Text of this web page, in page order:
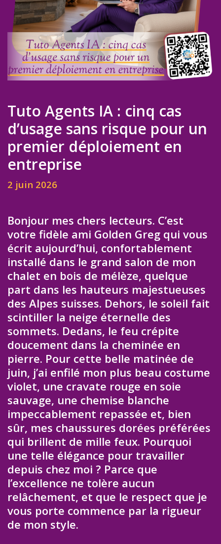
Tuto Agents IA : cinq cas
d’usage sans risque pour un
premier déploiement en
entreprise
2 juin 2026
Bonjour mes chers lecteurs. C’est
votre fidèle ami Golden Greg qui vous
écrit aujourd’hui, confortablement
installé dans le grand salon de mon
chalet en bois de mélèze, quelque
part dans les hauteurs majestueuses
des Alpes suisses. Dehors, le soleil fait
scintiller la neige éternelle des
sommets. Dedans, le feu crépite
doucement dans la cheminée en
pierre. Pour cette belle matinée de
juin, j’ai enfilé mon plus beau costume
violet, une cravate rouge en soie
sauvage, une chemise blanche
impeccablement repassée et, bien
sûr, mes chaussures dorées préférées
qui brillent de mille feux. Pourquoi
une telle élégance pour travailler
depuis chez moi ? Parce que
l’excellence ne tolère aucun
relâchement, et que le respect que je
vous porte commence par la rigueur
de mon style.